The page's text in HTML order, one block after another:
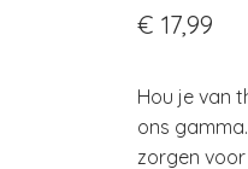
€ 17,99
Hou je van
ons
zorgen voor